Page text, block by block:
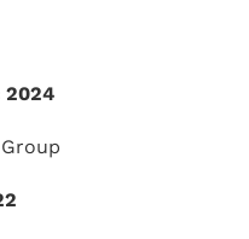
2024